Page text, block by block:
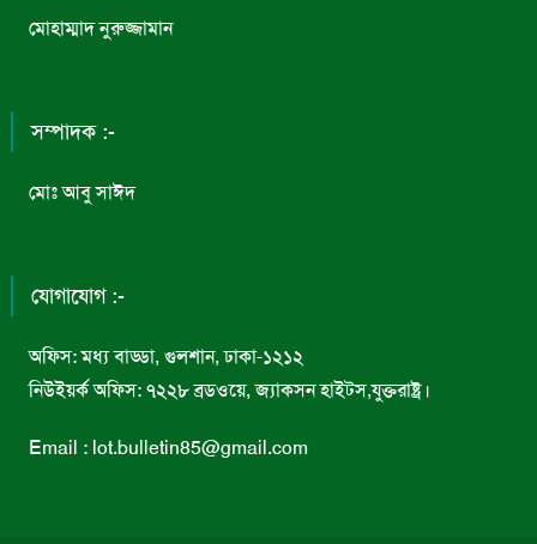
মোহাম্মাদ নুরুজ্জামান
সম্পাদক :-
মোঃ আবু সাঈদ
যোগাযোগ :-
অফিস: মধ্য বাড্ডা, গুলশান, ঢাকা-১২১২
নিউইয়র্ক অফিস: ৭২২৮ ব্রডওয়ে, জ্যাকসন হাইটস,যুক্তরাষ্ট্র।
Email : lot.bulletin85@gmail.com